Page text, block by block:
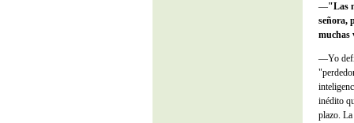
—"Las
señora,
muchas
—Yo
inédito
plazo.